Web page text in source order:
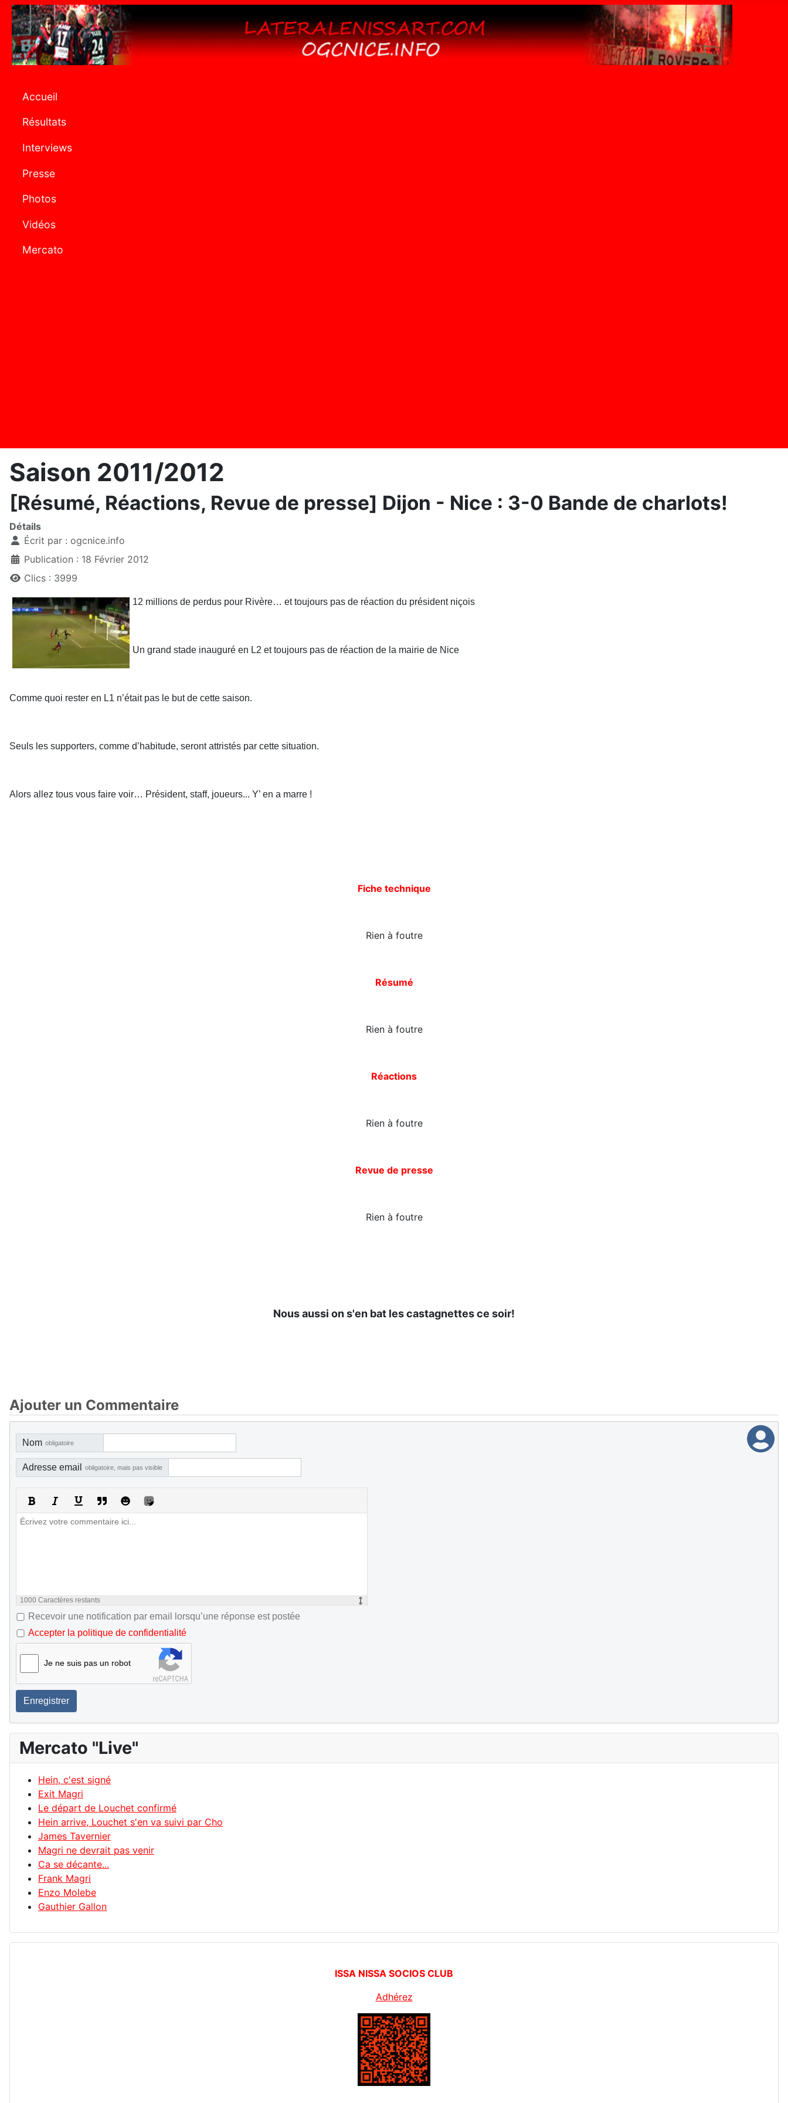
Accueil
Résultats
Interviews
Presse
Photos
Vidéos
Mercato
Saison 2011/2012
[Résumé, Réactions, Revue de presse] Dijon - Nice : 3-0 Bande de charlots!
Détails
Écrit par : ogcnice.info
Publication : 18 Février 2012
Clics : 3999
12 millions de perdus pour Rivère… et toujours pas de réaction du président niçois
Un grand stade inauguré en L2 et toujours pas de réaction de la mairie de Nice
Comme quoi rester en L1 n’était pas le but de cette saison.
Seuls les supporters, comme d’habitude, seront attristés par cette situation.
Alors allez tous vous faire voir… Président, staff, joueurs... Y’ en a marre !
Fiche technique
Rien à foutre
Résumé
Rien à foutre
Réactions
Rien à foutre
Revue de presse
Rien à foutre
Nous aussi on s'en bat les castagnettes ce soir!
Ajouter un Commentaire
Nom obligatoire
Adresse email obligatoire, mais pas visible
1000 Caractères restants
Recevoir une notification par email lorsqu’une réponse est postée
Accepter la politique de confidentialité
Je ne suis pas un robot
Enregistrer
Mercato "Live"
Hein, c'est signé
Exit Magri
Le départ de Louchet confirmé
Hein arrive, Louchet s'en va suivi par Cho
James Tavernier
Magri ne devrait pas venir
Ca se décante...
Frank Magri
Enzo Molebe
Gauthier Gallon
ISSA NISSA SOCIOS CLUB
Adhérez